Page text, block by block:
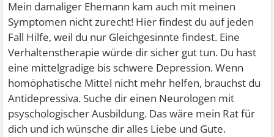
Mein damaliger Ehemann kam auch mit meinen
Symptomen nicht zurecht! Hier findest du auf jeden
Fall Hilfe, weil du nur Gleichgesinnte findest. Eine
Verhaltenstherapie würde dir sicher gut tun. Du hast
eine mittelgradige bis schwere Depression. Wenn
homöphatische Mittel nicht mehr helfen, brauchst du
Antidepressiva. Suche dir einen Neurologen mit
psyschologischer Ausbildung. Das wäre mein Rat für
dich und ich wünsche dir alles Liebe und Gute.